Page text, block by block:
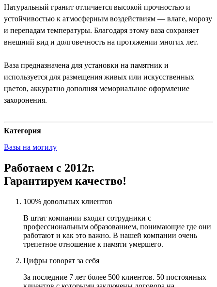
Натуральный гранит отличается высокой прочностью и
устойчивостью к атмосферным воздействиям — влаге, морозу
и перепадам температуры. Благодаря этому ваза сохраняет
внешний вид и долговечность на протяжении многих лет.
Ваза предназначена для установки на памятник и
используется для размещения живых или искусственных
цветов, аккуратно дополняя мемориальное оформление
захоронения.
Категория
Вазы на могилу
Работаем с 2012г.
Гарантируем качество!
100% довольных клиентов
В штат компании входят сотрудники с
профессиональным образованием, понимающие где они
работают и как это важно. В нашей компании очень
трепетное отношение к памяти умершего.
Цифры говорят за себя
За последние 7 лет более 500 клиентов. 50 постоянных